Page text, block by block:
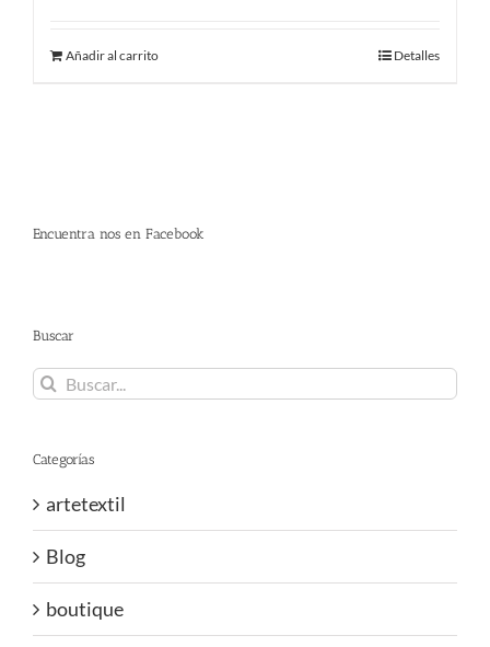
era:
Añadir al carrito Detalles
Encuentra nos en Facebook
Buscar
Buscar:
Categorías
artetextil
Blog
boutique